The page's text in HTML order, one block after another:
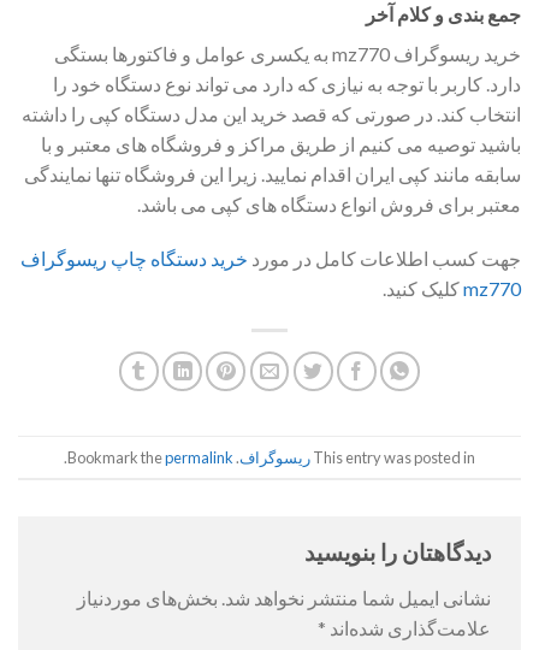
جمع بندی و کلام آخر
خرید ریسوگراف mz770 به یکسری عوامل و فاکتورها بستگی
دارد. کاربر با توجه به نیازی که دارد می تواند نوع دستگاه خود را
انتخاب کند. در صورتی که قصد خرید این مدل دستگاه کپی را داشته
باشید توصیه می کنیم از طریق مراکز و فروشگاه های معتبر و با
سابقه مانند کپی ایران اقدام نمایید. زیرا این فروشگاه تنها نمایندگی
معتبر برای فروش انواع دستگاه های کپی می باشد.
جهت کسب اطلاعات کامل در مورد خرید دستگاه چاپ ریسوگراف
mz770کلیک کنید.
This entry was posted inریسوگراف. Bookmark the
permalink
.
دیدگاهتان را بنویسید
نشانی ایمیل شما منتشر نخواهد شد. بخش‌های موردنیاز
علامت‌گذاری شده‌اند *